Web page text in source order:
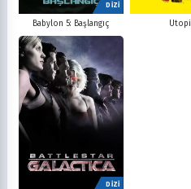
DİZİ
Babylon 5: Başlangıç
DİZİ